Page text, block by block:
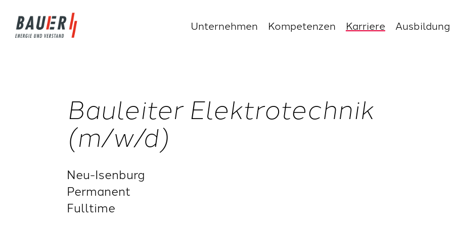
Unternehmen Kompetenzen Karriere Ausbildung
Bauleiter Elektrotechnik
(m/w/d)
Neu-Isenburg
Permanent
Fulltime